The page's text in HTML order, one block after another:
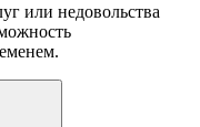
или недовольства